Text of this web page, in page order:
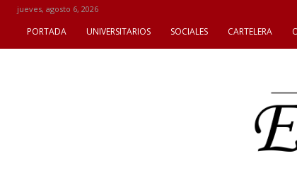
jueves, agosto 6, 2026
PORTADA UNIVERSITARIOS SOCIALES CARTELERA